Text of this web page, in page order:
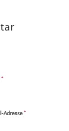
*
Adresse*